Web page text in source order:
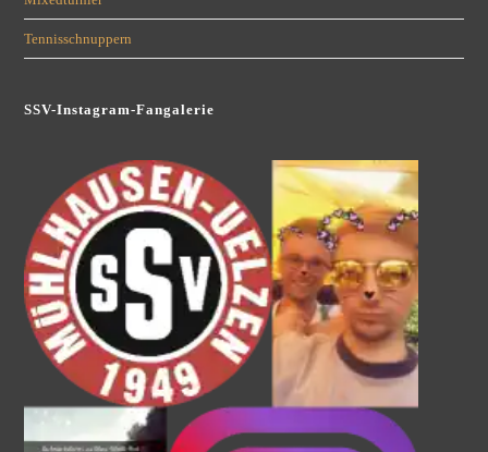
Tennisschnuppern
SSV-Instagram-Fangalerie